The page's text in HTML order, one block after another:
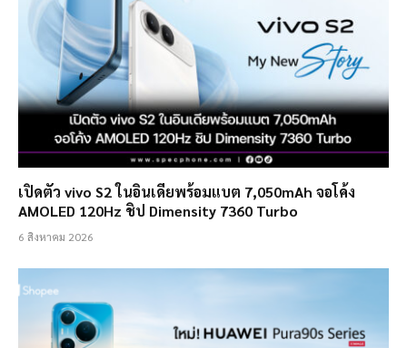
เปิดตัว vivo S2 ในอินเดียพร้อมแบต 7,050mAh จอโค้ง
AMOLED 120Hz ชิป Dimensity 7360 Turbo
6 สิงหาคม 2026